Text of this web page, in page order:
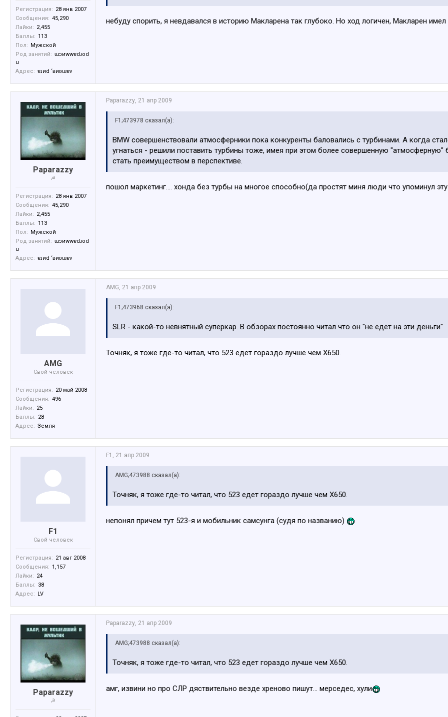
Регистрация: 28 янв 2007
Сообщения: 45,290
Лайки: 2,455
Баллы: 113
Пол:
Мужской
Род занятий: ɯɔиwwɐdɹоd
u
Адрес: ɐɹиd ‘ʁиʚɯɐv
небуду спорить, я невдавался в историю Макларена так глубоко. Но ход логичен, Макларен
Paparazzy
☭
Регистрация: 28 янв 2007
Сообщения: 45,290
Лайки: 2,455
Баллы: 113
Пол:
Мужской
Род занятий: ɯɔиwwɐdɹоd
u
Адрес: ɐɹиd ‘ʁиʚɯɐv
Paparazzy, 21 апр 2009
F1;473978 сказал(а):
BMW совершенствовали атмосферники пока конкуренты баловались с турбинами. А когда
угнаться - решили поставить турбины тоже, имея при этом более совершенную "атмосферную"
стать преимуществом в перспективе.
пошол маркетинг.... хонда без турбы на многое способно(да простят миня люди что упоминул
AMG
Свой человек
Регистрация: 20 май 2008
Сообщения: 496
Лайки: 25
Баллы: 28
Адрес: Земля
AMG, 21 апр 2009
F1;473968 сказал(а):
SLR - какой-то невнятный суперкар. В обзорах постоянно читал что он "не едет на эти деньги"
Точняк, я тоже где-то читал, что 523 едет гораздо лучше чем Х650.
F1
Свой человек
Регистрация: 21 авг 2008
Сообщения: 1,157
Лайки: 24
Баллы: 38
Адрес:
LV
F1 , 21 апр 2009
AMG;473988 сказал(а):
Точняк, я тоже где-то читал, что 523 едет гораздо лучше чем Х650.
непонял причем тут 523-я и мобильник самсунга (судя по названию)
Paparazzy
☭
Paparazzy, 21 апр 2009
AMG;473988 сказал(а):
Точняк, я тоже где-то читал, что 523 едет гораздо лучше чем Х650.
амг, извини но про СЛР дяствительно везде хреново пишут... мерседес, хули